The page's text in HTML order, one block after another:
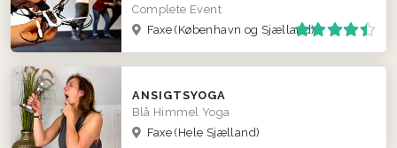
Complete Event
Faxe(København og Sjælland)
ANSIGTSYOGA
Blå Himmel Yoga
Faxe(Hele Sjælland)